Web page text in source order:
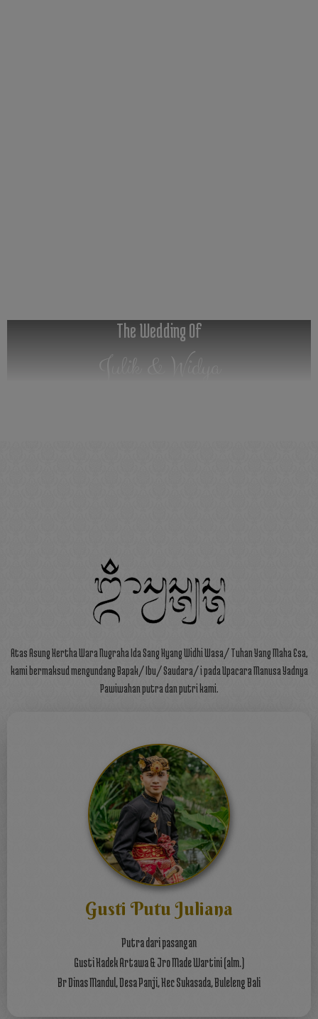
The Wedding Of
Julik & Widya
Atas Asung Kertha Wara Nugraha Ida Sang Hyang Widhi Wasa/ Tuhan Yang Maha Esa,
kami bermaksud mengundang Bapak/ Ibu/ Saudara/ i pada Upacara Manusa Yadnya
Pawiwahan putra dan putri kami.
Gusti Putu Juliana
Putra dari pasangan
Gusti Kadek Artawa & Jro Made Wartini (alm.)
Br Dinas Mandul, Desa Panji, Kec Sukasada, Buleleng Bali